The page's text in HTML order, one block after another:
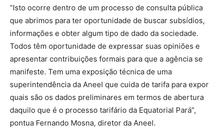
“Isto ocorre dentro de um processo de consulta pública
que abrimos para ter oportunidade de buscar subsídios,
informações e obter algum tipo de dado da sociedade.
Todos têm oportunidade de expressar suas opiniões e
apresentar contribuições formais para que a agência se
manifeste. Tem uma exposição técnica de uma
superintendência da Aneel que cuida de tarifa para expor
quais são os dados preliminares em termos de abertura
daquilo que é o processo tarifário da Equatorial Pará”,
pontua Fernando Mosna, diretor da Aneel.